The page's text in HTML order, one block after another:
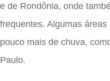
e de Rondônia, onde
frequentes. Algumas
pouco mais de chuva,
Paulo.